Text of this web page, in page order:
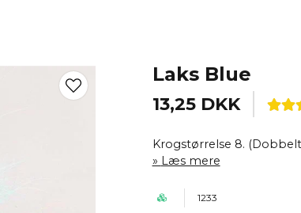
Laks Blue
13,25 DKK
Krogstørrelse 8.
Læs mere
1233